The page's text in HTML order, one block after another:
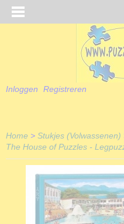
Inloggen Registreren
Home > Stukjes (Volwassenen)
The House of Puzzles -